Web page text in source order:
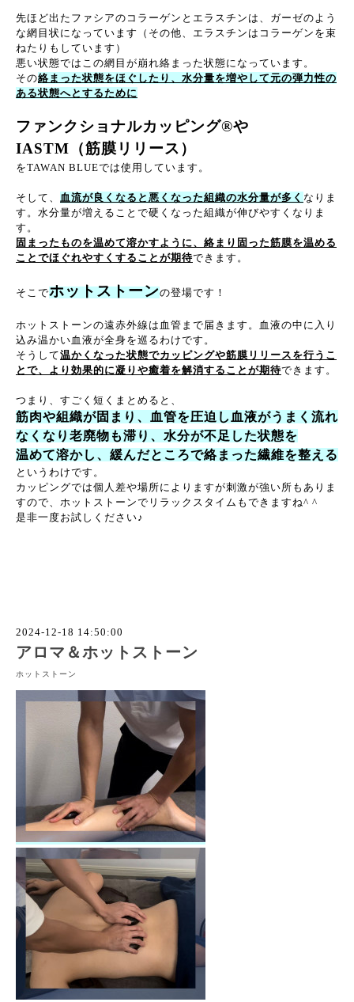
先ほど出たファシアのコラーゲンとエラスチンは、ガーゼのよう
な網目状になっています（その他、エラスチンはコラーゲンを束
ねたりもしています）
悪い状態ではこの網目が崩れ絡まった状態になっています。
その絡まった状態をほぐしたり、水分量を増やして元の弾力性の
ある状態へとするために
ファンクショナルカッピング®︎や
IASTM（筋膜リリース）
をTAWAN BLUEでは使用しています。
そして、 血流が良くなると悪くなった組織の水分量が多く なりま
す。水分量が増えることで硬くなった組織が伸びやすくなりま
す。
固まったものを温めて溶かすように、絡まり固った筋膜を温める
ことでほぐれやすくすることが期待できます。
そこでホットストーンの登場です！
ホットストーンの遠赤外線は血管まで届きます。血液の中に入り
込み温かい血液が全身を巡るわけです。
そうして温かくなった状態でカッピングや筋膜リリースを行うこ
とで、より効果的に凝りや癒着を解消することが期待できます。
つまり、すごく短くまとめると、
筋肉や組織が固まり、血管を圧迫し血液がうまく流れ
なくなり老廃物も滞り、水分が不足した状態を
温めて溶かし、緩んだところで絡まった繊維を整える
というわけです。
カッピングでは個人差や場所によりますが刺激が強い所もありま
すので、ホットストーンでリラックスタイムもできますね^ ^
是非一度お試しください♪
2024-12-18 14:50:00
アロマ＆ホットストーン
ホットストーン